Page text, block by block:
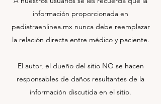
información proporcionada en
pediatraenlinea.mx nunca debe reemplazar
la relación directa entre médico y paciente.
El autor, el dueño del sitio NO se hacen
responsables de daños resultantes de la
información discutida en el sitio.